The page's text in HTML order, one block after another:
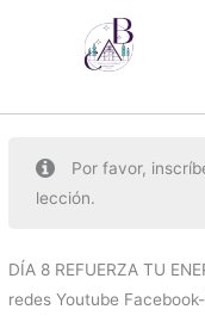
Por favor,
lección.
DÍA 8 REFUERZA TU
redes Youtube